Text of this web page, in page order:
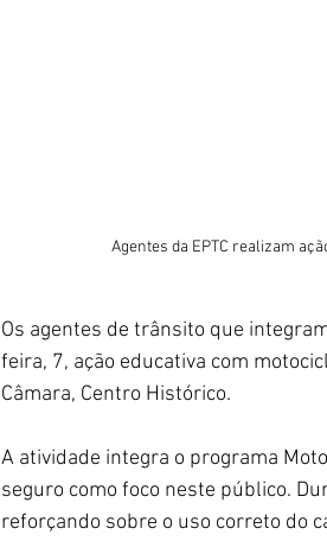
Agentes da EPTC realizam
Os agentes de trânsito que
feira, 7, ação educativa com
Câmara, Centro Histórico.
A atividade integra o programa
seguro como foco neste público.
reforçando sobre o uso correto do